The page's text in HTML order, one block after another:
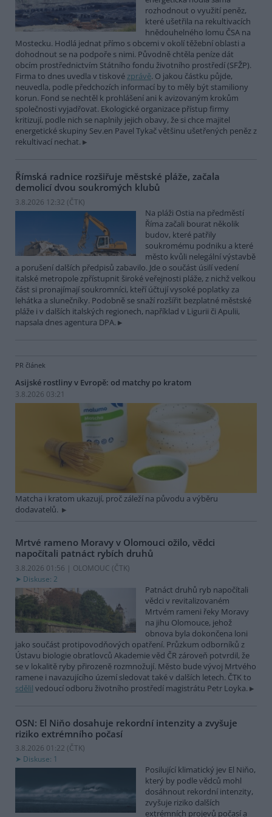
rozhodnout o využití peněz,
které ušetřila na rekultivacích
hnědouhelného lomu ČSA na
Mostecku. Hodlá jednat přímo s obcemi v okolí těžební oblasti a
dohodnout se na podpoře s nimi. Původně chtěla peníze dát
obcím prostřednictvím Státního fondu životního prostředí (SFŽP).
Firma to dnes uvedla v tiskovézprávě. O jakou částku půjde,
neuvedla, podle předchozích informací by to měly být stamiliony
korun. Fond se nechtěl k prohlášení ani k avizovaným krokům
společnosti vyjadřovat. Ekologické organizace přístup firmy
kritizují, podle nich se naplnily jejich obavy, že si chce majitel
energetické skupiny Sev.en Pavel Tykač většinu ušetřených peněz z
rekultivací nechat.
Římská radnice rozšiřuje městské pláže, začala
demolicí dvou soukromých klubů
3.8.2026 12:32 (ČTK)
Na pláži Ostia na předměstí
Říma začali bourat několik
budov, které patřily
soukromému podniku a které
město kvůli nelegální výstavbě
a porušení dalších předpisů zabavilo. Jde o součást úsilí vedení
italské metropole zpřístupnit široké veřejnosti pláže, z nichž velkou
část si pronajímají soukromníci, kteří účtují vysoké poplatky za
lehátka a slunečníky. Podobně se snaží rozšířit bezplatné městské
pláže i v dalších italských regionech, například v Ligurii či Apulii,
napsala dnes agentura DPA.
PR článek
Asijské rostliny v Evropě: od matchy po kratom
3.8.2026 03:21
Matcha i kratom ukazují, proč záleží na původu a výběru
dodavatelů.
Mrtvé rameno Moravy v Olomouci ožilo, vědci
napočítali patnáct rybích druhů
3.8.2026 01:56 | OLOMOUC (ČTK)
Diskuse: 2
Patnáct druhů ryb napočítali
vědci v revitalizovaném
Mrtvém rameni řeky Moravy
na jihu Olomouce, jehož
obnova byla dokončena loni
jako součást protipovodňových opatření. Průzkum odborníků z
Ústavu biologie obratlovců Akademie věd ČR zároveň potvrdil, že
se v lokalitě ryby přirozeně rozmnožují. Město bude vývoj Mrtvého
ramene i navazujícího území sledovat také v dalších letech. ČTK to
sdělil vedoucí odboru životního prostředí magistrátu Petr Loyka.
OSN: El Niňo dosahuje rekordní intenzity a zvyšuje
riziko extrémního počasí
3.8.2026 01:22 (ČTK)
Diskuse: 1
Posilující klimatický jev El Niňo,
který by podle vědců mohl
dosáhnout rekordní intenzity,
zvyšuje riziko dalších
extrémních projevů počasí a